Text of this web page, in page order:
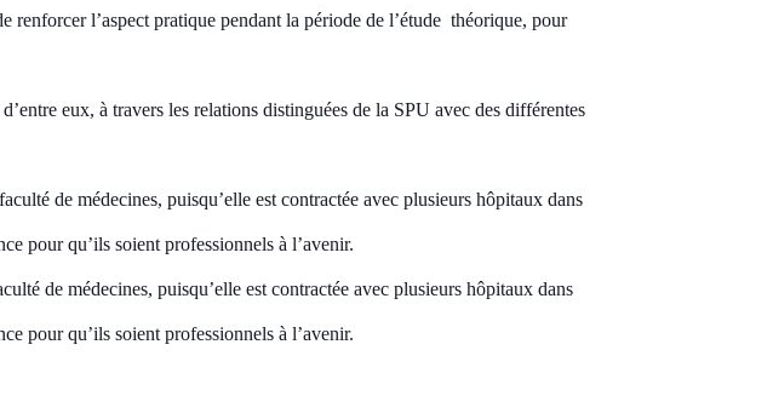
renforcer l’aspect pratique pendant la période de l’étude théorique, pour
eux, à travers les relations distinguées de la SPU avec des différentes
de médecines, puisqu’elle est contractée avec plusieurs hôpitaux dans
pour qu’ils soient professionnels à l’avenir.
de médecines, puisqu’elle est contractée avec plusieurs hôpitaux dans
pour qu’ils soient professionnels à l’avenir.